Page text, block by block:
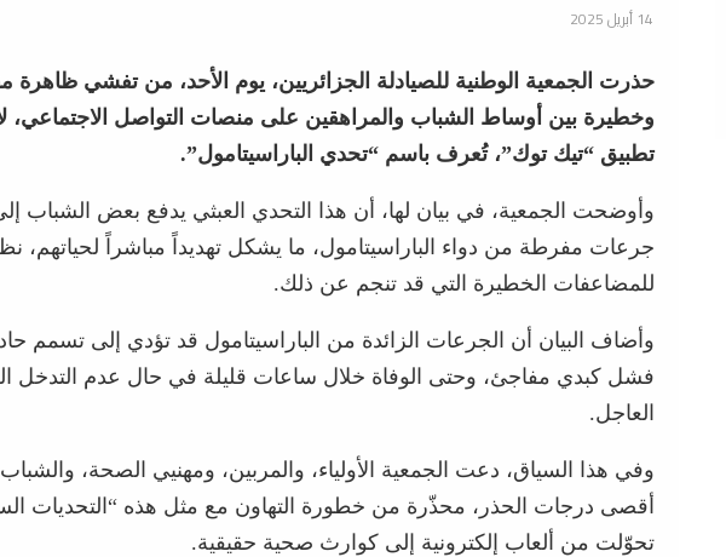
14 أبريل 2025
حذرت الجمعية الوطنية للصيادلة الجزائريين، يوم الأحد، من تفشي ظاهرة
وخطيرة بين أوساط الشباب والمراهقين على منصات التواصل الاجتماعي،
تطبيق “تيك توك”، تُعرف باسم “تحدي الباراسيتامول”.
وأوضحت الجمعية، في بيان لها، أن هذا التحدي العبثي يدفع بعض الشباب
جرعات مفرطة من دواء الباراسيتامول، ما يشكل تهديداً مباشراً لحياتهم،
للمضاعفات الخطيرة التي قد تنجم عن ذلك.
وأضاف البيان أن الجرعات الزائدة من الباراسيتامول قد تؤدي إلى تسمم
فشل كبدي مفاجئ، وحتى الوفاة خلال ساعات قليلة في حال عدم التدخل
العاجل.
وفي هذا السياق، دعت الجمعية الأولياء، والمربين، ومهنيي الصحة،
أقصى درجات الحذر، محذّرة من خطورة التهاون مع مثل هذه “التحديات
تحوّلت من ألعاب إلكترونية إلى كوارث صحية حقيقية.